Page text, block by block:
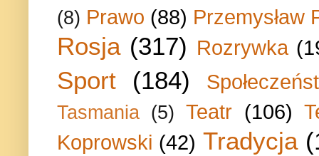
(8) Prawo (88) Przemysław
Rosja (317) Rozrywka
Sport (184)
Tasmania (5) Teatr (106)
Koprowski (42) Tradycja